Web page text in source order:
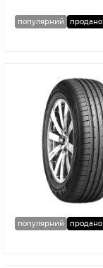
популярний продано
популярний продано